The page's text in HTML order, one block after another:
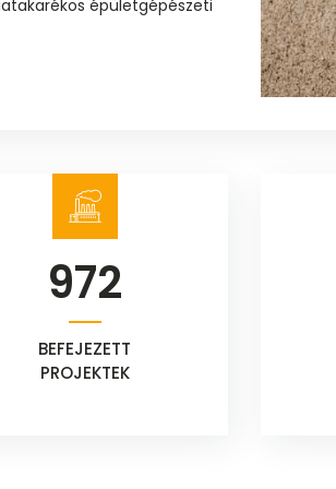
épületgépészeti
972
BEFEJEZETT
PROJEKTEK